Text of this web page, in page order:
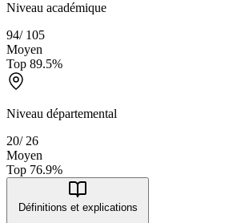
Niveau académique
94/ 105
Moyen
Top 89.5%
Niveau départemental
20/ 26
Moyen
Top 76.9%
Définitions et explications